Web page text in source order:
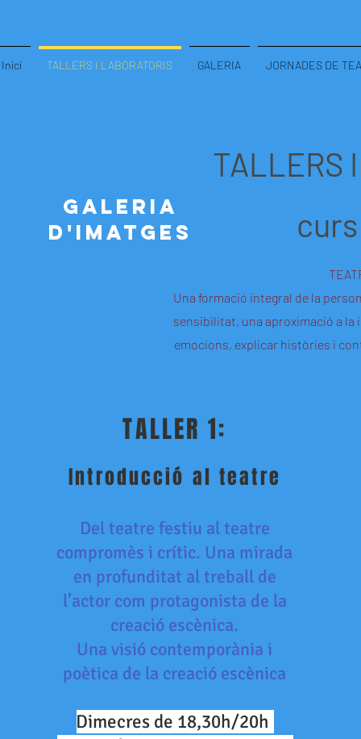
Inici TALLERS I LABORATORIS GALERIA JORNADES DE
TALLERS
GALERIA
D'IMATGES
Una formació integral de la
sensibilitat, una aproximació a la
emocions, explicar històries i
TALLER 1:
Introducció al teatre
Del teatre festiu al teatre
compromès i crític. Una mirada
en profunditat al treball de
l’actor com protagonista de la
creació escènica.
Una visió contemporània i
poètica de la creació escènica
Dimecres de 18,30h/20h